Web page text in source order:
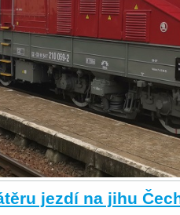
jezdí na jihu